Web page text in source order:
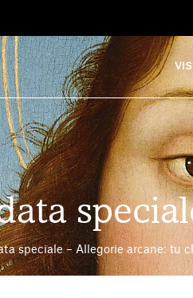
speciale – Allegorie arcane: tu